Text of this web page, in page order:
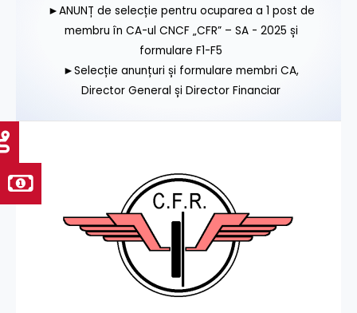
►ANUNȚ de selecție pentru ocuparea a 1 post de
membru în CA-ul CNCF „CFR” – SA - 2025 și
formulare F1-F5
►Selecție anunțuri și formulare membri CA,
Director General și Director Financiar